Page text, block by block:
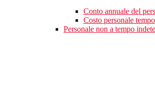
Conto annuale del
Costo personale
Personale non a tempo